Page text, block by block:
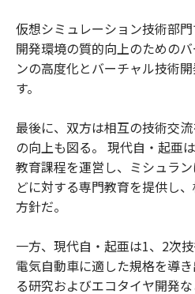
仮想シミュレーション技術部
開発環境の質的向上のための
ンの高度化とバーチャル技術
す。
最後に、双方は相互の技術交
の向上も図る。 現代自・起亜
教育課程を運営し、ミシュラ
どに対する専門教育を提供し
方針だ。
一方、現代自・起亜は1、2次
電気自動車に適した規格を導
る研究およびエコタイヤ開発